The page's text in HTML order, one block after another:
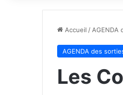
Accueil / AGENDA
AGENDA des
Les